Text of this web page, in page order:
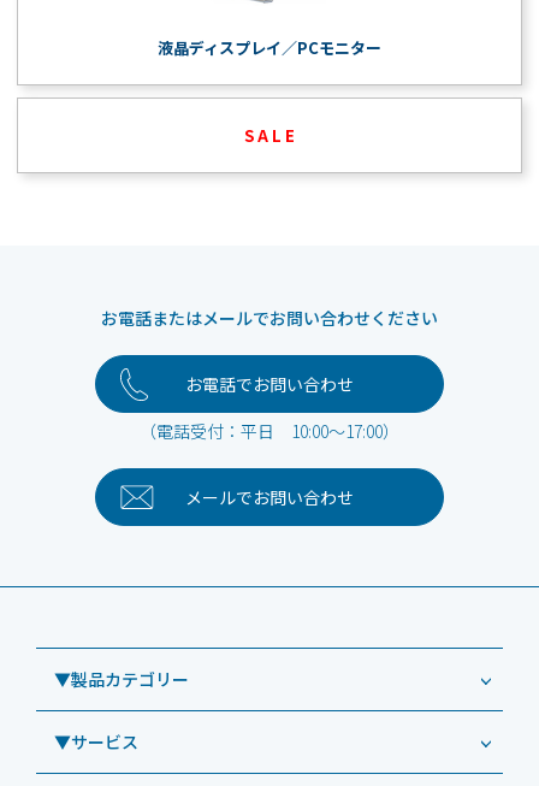
液晶ディスプレイ／PCモニター
S A L E
お電話またはメールでお問い合わせください
お電話でお問い合わせ
（電話受付：平日 10:00～17:00）
メールでお問い合わせ
▼製品カテゴリー
業務用タブレット
▼サービス